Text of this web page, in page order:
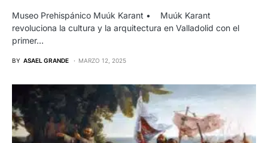
Museo Prehispánico Muúk Karant • Muúk Karant
revoluciona la cultura y la arquitectura en Valladolid con el
primer…
BY ASAEL GRANDE MARZO 12, 2025